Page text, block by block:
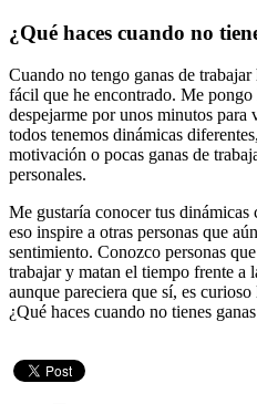
¿Qué haces cuando no
Cuando no tengo ganas de
fácil que he encontrado. Me
despejarme por unos minutos
todos tenemos dinámicas
motivación o pocas ganas de
personales.
Me gustaría conocer tus
eso inspire a otras personas que
sentimiento. Conozco personas
trabajar y matan el tiempo frente a
aunque pareciera que sí, es
¿Qué haces cuando no tienes